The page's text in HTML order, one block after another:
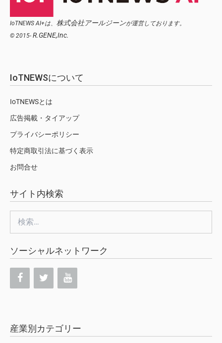
IoTNEWS AI+は、 株式会社アールジーンが運営しております。
© 2015- R.GENE,Inc.
IoTNEWSについて
IoTNEWSとは
広告掲載・タイアップ
プライバシーポリシー
特定商取引法に基づく表示
お問合せ
サイト内検索
索:
ソーシャルネットワーク
産業別カテゴリー